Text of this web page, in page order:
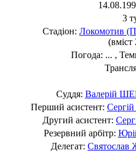
3
Стадіон: Локомотив
(вміст
Погода: ... ,
Суддя: Валерій
Перший асистент:
Другий асистент:
Резервний арбітр:
Делегат: